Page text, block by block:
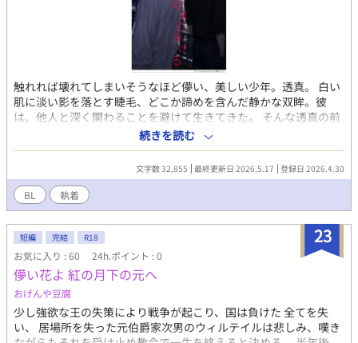
触れれば壊れてしまいそうなほど儚い、美しい少年。透真。 白い
肌に淡い影を落とす睫毛、どこか諦めを含んだ静かな双眸。彼
は、他人と深く関わることを避けて生きてきた。 そんな透真の前
に現れたのは、無遠慮で傲慢、それでいてどこか危うさを孕んだ
男。神代蓮と出会う。強引に距離を詰めてくる彼に、透真は戸惑
いながらも、次第に逃げ場を失っていく。 「そんな顔、誰にも見
せるなよ」低く囁かれる声と、逃がさないように絡め取られる視
線。 触れられるたびに、拒絶と渇望が交錯する。 知らなかった
熱、知られたくなかった弱さ。 壊れるのが怖いのに、壊されるこ
とをどこかで望んでいる。そんな矛盾を抱えたまま、透真は抗え
ない関係へと沈んでいく。 夜ごと重なっていく距離と、剥き出し
になる本音。これは、守られることを知らなかった少年が、誰か
の『執着』によって初めて自分の体温を知るまでの物語。
続きを読む
文字数 32,855 最終更新日 2026.5.17 登録日 2026.4.30
BL 執着
23
短編 完結 R18
お気に入り : 60 24h.ポイント : 0
儚い花よ 紅の月下の元へ
おげんや豆腐
少し強欲な王の失策により戦争が起こり、国は負けた 全てを失
い、 居場所を失った元伯爵家次男のウィルテイルは悲しみ、嘆き